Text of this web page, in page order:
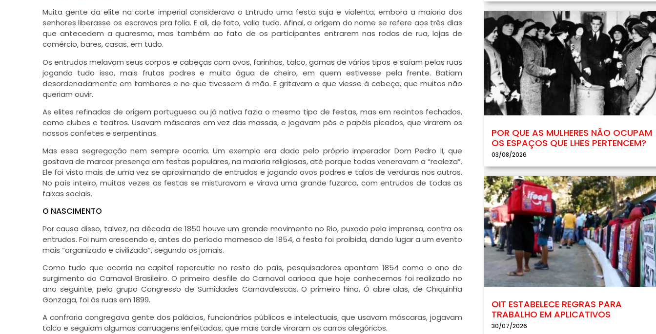
Muita gente da elite na corte imperial considerava o Entrudo uma festa suja e violenta, embora a maioria dos
senhores liberasse os escravos pra folia. E ali, de fato, valia tudo. Afinal, a origem do nome se refere aos três dias
que antecedem a quaresma, mas também ao fato de os participantes entrarem nas rodas de rua, lojas de
comércio, bares, casas, em tudo.
Os entrudos melavam seus corpos e cabeças com ovos, farinhas, talco, gomas de vários tipos e saíam pelas ruas
jogando tudo isso, mais frutas podres e muita água de cheiro, em quem estivesse pela frente. Batiam
desordenadamente em tambores e no que tivessem à mão. E gritavam o que viesse à cabeça, que muitos não
queriam ouvir.
As elites refinadas de origem portuguesa ou já nativa fazia o mesmo tipo de festas, mas em recintos fechados,
como clubes e teatros. Usavam máscaras em vez das massas, e jogavam pós e papéis picados, que viraram os
nossos confetes e serpentinas.
Mas essa segregação nem sempre ocorria. Um exemplo era dado pelo próprio imperador Dom Pedro II, que
gostava de marcar presença em festas populares, na maioria religiosas, até porque todas veneravam a “realeza”.
Ele foi visto mais de uma vez se aproximando de entrudos e jogando ovos podres e talos de verduras nos outros.
No país inteiro, muitas vezes as festas se misturavam e virava uma grande fuzarca, com entrudos de todas as
faixas sociais.
O NASCIMENTO
Por causa disso, talvez, na década de 1850 houve um grande movimento no Rio, puxado pela imprensa, contra os
entrudos. Foi num crescendo e, antes do período momesco de 1854, a festa foi proibida, dando lugar a um evento
mais “organizado e civilizado”, segundo os jornais.
Como tudo que ocorria na capital repercutia no resto do país, pesquisadores apontam 1854 como o ano de
surgimento do Carnaval Brasileiro. O primeiro desfile do Carnaval carioca que hoje conhecemos foi realizado no
ano seguinte, pelo grupo Congresso de Sumidades Carnavalescas. O primeiro hino, Ó abre alas, de Chiquinha
Gonzaga, foi às ruas em 1899.
A confraria congregava gente dos palácios, funcionários públicos e intelectuais, que usavam máscaras, jogavam
talco e seguiam algumas carruagens enfeitadas, que mais tarde viraram os carros alegóricos.
POR QUE AS MULHERES NÃO OCUPAM
OS ESPAÇOS QUE LHES PERTENCEM?
03/08/2026
OIT ESTABELECE REGRAS PARA
TRABALHO EM APLICATIVOS
30/07/2026